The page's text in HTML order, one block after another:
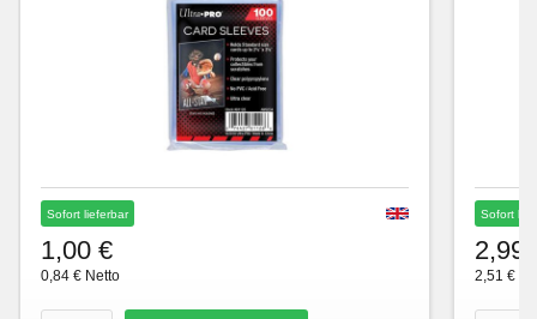
Sofort lieferbar
1,00 €
0,84 € Netto
Sofort
2,99
2,51 €